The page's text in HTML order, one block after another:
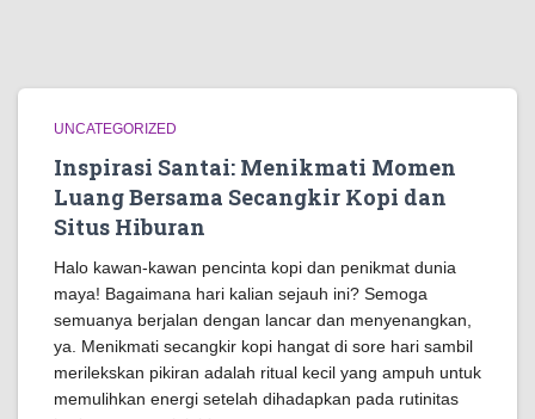
UNCATEGORIZED
Inspirasi Santai: Menikmati Momen
Luang Bersama Secangkir Kopi dan
Situs Hiburan
Halo kawan-kawan pencinta kopi dan penikmat dunia
maya! Bagaimana hari kalian sejauh ini? Semoga
semuanya berjalan dengan lancar dan menyenangkan,
ya. Menikmati secangkir kopi hangat di sore hari sambil
merilekskan pikiran adalah ritual kecil yang ampuh untuk
memulihkan energi setelah dihadapkan pada rutinitas